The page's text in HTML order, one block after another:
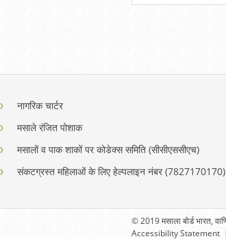
नागरिक चार्टर
मसाले रंजित पोशाक
मसालों व पाक शाकों पर कोडेक्स समिति (सीसीएससीएच)
संकटग्रस्त महिलाओं के लिए हेल्पलाइन नंबर (7827170170)
© 2019 मसाला बोर्ड भारत,
Accessibility Statement